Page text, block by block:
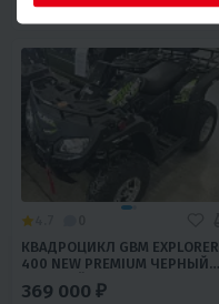
КВАДРОЦИКЛ GBM EXPLORER
400 NEW PREMIUM ЧЕРНЫЙ
ЗЕЛЕНЫЙ (УЦЕНКА)
369 000 ₽